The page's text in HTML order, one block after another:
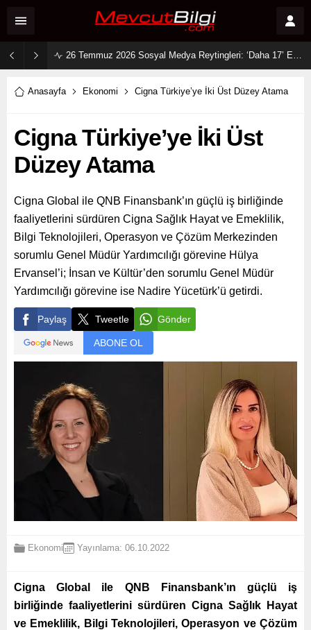
12-18 Temmuz 2026 Sosyal Medyanın En Çok Konuşulan Dizi Çiftleri: Zirvede Kıyasıya Rekabet!
Anasayfa Ekonomi Cigna Türkiye’ye İki Üst Düzey Atama
Cigna Türkiye’ye İki Üst
Düzey Atama
Cigna Global ile QNB Finansbank’ın güçlü iş birliğinde
faaliyetlerini sürdüren Cigna Sağlık Hayat ve Emeklilik,
Bilgi Teknolojileri, Operasyon ve Çözüm Merkezinden
sorumlu Genel Müdür Yardımcılığı görevine Hülya
Ervansel’i; İnsan ve Kültür’den sorumlu Genel Müdür
Yardımcılığı görevine ise Nadire Yücetürk’ü getirdi.
Paylaş Tweetle Gönder
ABONE OL
Ekonomi Yayınlama: 06.10.2022
Cigna Global ile QNB Finansbank’ın güçlü iş
birliğinde faaliyetlerini sürdüren Cigna Sağlık Hayat
ve Emeklilik, Bilgi Teknolojileri, Operasyon ve Çözüm